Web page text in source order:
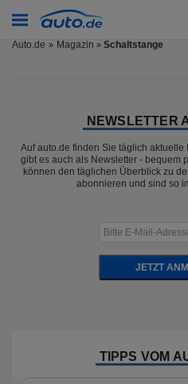
Auto.de Magazin » Schaltstange
NEWSLETTER
Auf auto.de finden Sie täglich aktuelle
gibt es auch als Newsletter - bequem
können den täglichen Überblick zu
abonnieren und sind so
JETZT
TIPPS VOM